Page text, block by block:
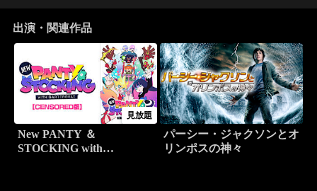
出演・関連作品
見放題
New PANTY ＆
STOCKING with
パーシー・ジャクソンとオ
リンポスの神々